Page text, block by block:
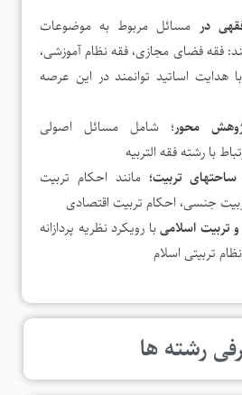
در مسائل مربوط به موضوعات
فقه فضای مجازی، فقه نظام آموزشی،
هدایت اساتید توانمند در این عرصه
محور؛ شامل مسائل اصولی
با رشته فقه التربیه
تربیت؛ مانند احکام تربیت
جنسی، احکام تربیت اقتصادی
تربیت اسلامیبا رویکرد نظریه پردازانه
تربیتی اسلام
رشته ها